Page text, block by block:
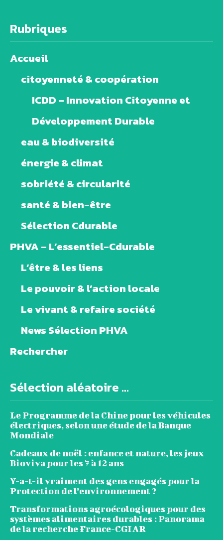
Rubriques
Accueil
citoyenneté & coopération
ICDD – Innovation Citoyenne et
Développement Durable
eau & biodiversité
énergie & climat
sobriété & circularité
santé & bien-être
Sélection Cdurable
PHVA – L’essentiel-Cdurable
L’être & les liens
Le pouvoir & l’action locale
Le vivant & refaire société
News Sélection PHVA
Rechercher
Sélection aléatoire ...
Le Programme de la Chine pour les véhicules
électriques, selon une étude de la Banque
Mondiale
Cadeaux de noël : enfance et nature, les jeux
Bioviva pour les 7 à 12 ans
Y-a-t-il vraiment des gens engagés pour la
Protection de l’environnement ?
Transformations agroécologiques pour des
systèmes alimentaires durables : Panorama
de la recherche France-CGIAR